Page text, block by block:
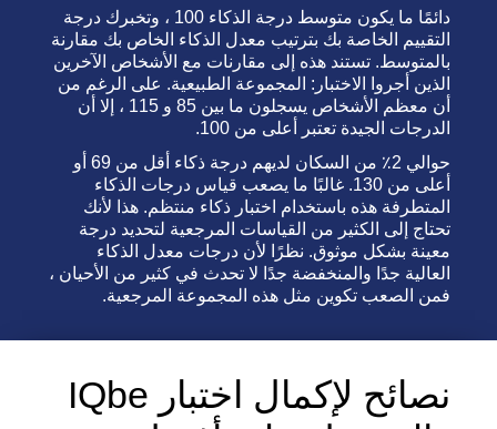
دائمًا ما يكون متوسط درجة الذكاء 100 ، وتخبرك درجة
التقييم الخاصة بك بترتيب معدل الذكاء الخاص بك مقارنة
بالمتوسط. تستند هذه إلى مقارنات مع الأشخاص الآخرين
الذين أجروا الاختبار: المجموعة الطبيعية. على الرغم من
أن معظم الأشخاص يسجلون ما بين 85 و 115 ، إلا أن
الدرجات الجيدة تعتبر أعلى من 100.
حوالي 2٪ من السكان لديهم درجة ذكاء أقل من 69 أو
أعلى من 130. غالبًا ما يصعب قياس درجات الذكاء
المتطرفة هذه باستخدام اختبار ذكاء منتظم. هذا لأنك
تحتاج إلى الكثير من القياسات المرجعية لتحديد درجة
معينة بشكل موثوق. نظرًا لأن درجات معدل الذكاء
العالية جدًا والمنخفضة جدًا لا تحدث في كثير من الأحيان ،
فمن الصعب تكوين مثل هذه المجموعة المرجعية.
نصائح لإكمال اختبار IQbe